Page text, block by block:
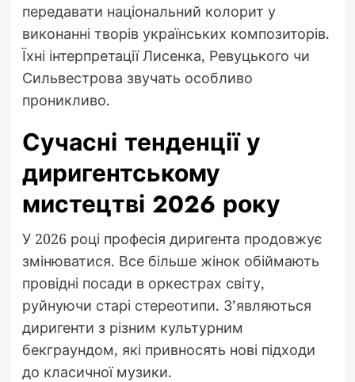
передавати національний колорит у
виконанні творів українських композиторів.
Їхні інтерпретації Лисенка, Ревуцького чи
Сильвестрова звучать особливо
проникливо.
Сучасні тенденції у
диригентському
мистецтві 2026 року
У 2026 році професія диригента продовжує
змінюватися. Все більше жінок обіймають
провідні посади в оркестрах світу,
руйнуючи старі стереотипи. З’являються
диригенти з різним культурним
бекграундом, які привносять нові підходи
до класичної музики.